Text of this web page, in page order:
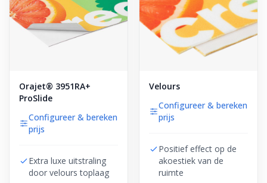
Orajet® 3951RA+
ProSlide
Configureer & bereken
prijs
Extra luxe uitstraling
door velours toplaag
Velours
Configureer & bereken
prijs
Positief effect op de
akoestiek van de
ruimte